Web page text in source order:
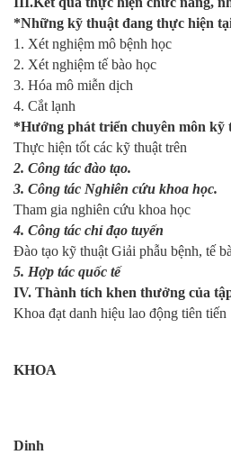
*Những kỹ thuật đang thực hiện
1. Xét nghiệm mô bệnh học
2. Xét nghiệm tế bào học
3. Hóa mô miễn dịch
4. Cắt lạnh
*Hướng phát triển chuyên môn kỹ
Thực hiện tốt các kỹ thuật trên
2. Công tác đào tạo.
3. Công tác Nghiên cứu khoa học.
Tham gia nghiên cứu khoa học
4. Công tác chỉ đạo tuyến
Đào tạo kỹ thuật Giải phẫu bệnh, tế
5. Hợp tác quốc tế
IV. Thành tích khen thưởng của
Khoa đạt danh hiệu lao động tiên tiến
KHOA
Dinh